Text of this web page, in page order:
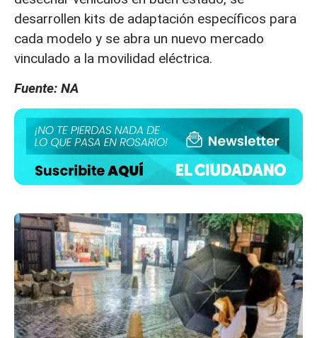
desarrollen kits de adaptación específicos para
cada modelo y se abra un nuevo mercado
vinculado a la movilidad eléctrica.
Fuente: NA